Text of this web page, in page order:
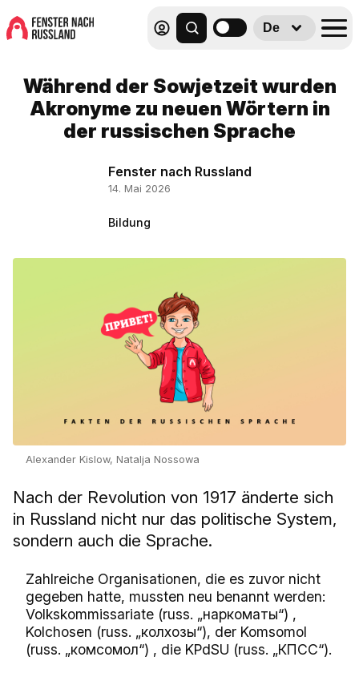
De
Während der Sowjetzeit wurden
Akronyme zu neuen Wörtern in
der russischen Sprache
Fenster nach Russland
14. Mai 2026
Bildung
Alexander Kislow, Natalja Nossowa
Nach der Revolution von 1917 änderte sich
in Russland nicht nur das politische System,
sondern auch die Sprache.
Zahlreiche Organisationen, die es zuvor nicht
gegeben hatte, mussten neu benannt werden:
Volkskommissariate (russ. „наркоматы“) ,
Kolchosen (russ. „колхозы“), der Komsomol
(russ. „комсомол“) , die KPdSU (russ. „КПСС“).